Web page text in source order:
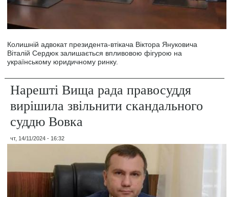
Колишній адвокат президента-втікача Віктора Януковича
Віталій Сердюк залишається впливовою фігурою на
українському юридичному ринку.
Нарешті Вища рада правосуддя
вирішила звільнити скандального
суддю Вовка
чт, 14/11/2024 - 16:32